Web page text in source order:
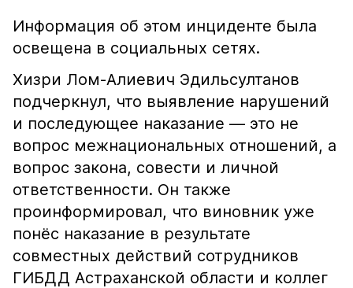
Информация об этом инциденте была
освещена в социальных сетях.
Хизри Лом-Алиевич Эдильсултанов
подчеркнул, что выявление нарушений
и последующее наказание — это не
вопрос межнациональных отношений, а
вопрос закона, совести и личной
ответственности. Он также
проинформировал, что виновник уже
понёс наказание в результате
совместных действий сотрудников
ГИБДД Астраханской области и коллег